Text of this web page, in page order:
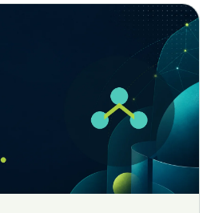
Corporativa A educação corporativa
estratégia de treinamento […]